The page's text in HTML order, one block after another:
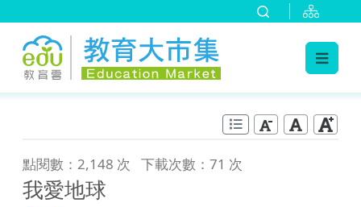
點閱數：2,148 次 下載次數：71 次
我愛地球